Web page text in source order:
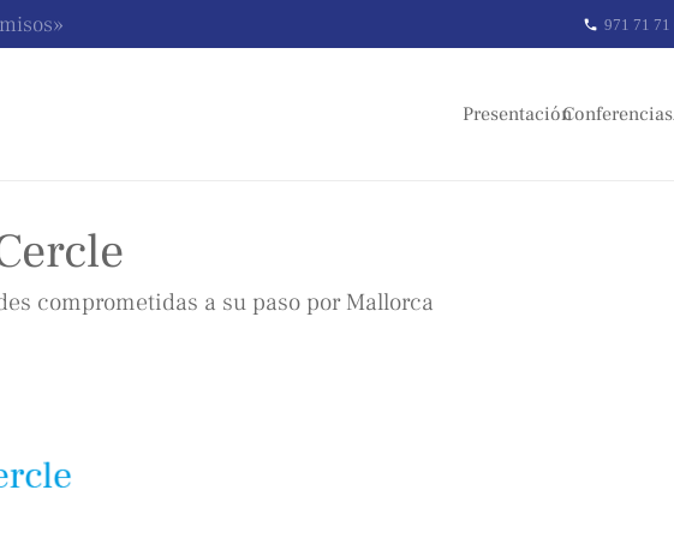
phone 971 71 71
PresentaciónConferencias
comprometidas a su paso por Mallorca